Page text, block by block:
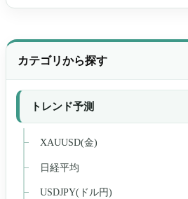
カテゴリから探す
トレンド予測
XAUUSD(金)
日経平均
USDJPY(ドル円)